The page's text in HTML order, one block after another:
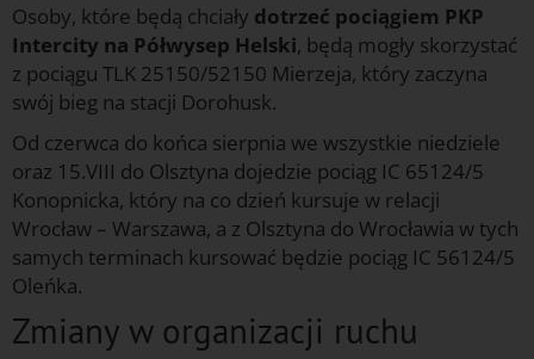
Osoby, które będą chciały dotrzeć pociągiem PKP
Intercity na Półwysep Helski, będą mogły skorzystać
z pociągu TLK 25150/52150 Mierzeja, który zaczyna
swój bieg na stacji Dorohusk.
Od czerwca do końca sierpnia we wszystkie niedziele
oraz 15.VIII do Olsztyna dojedzie pociąg IC 65124/5
Konopnicka, który na co dzień kursuje w relacji
Wrocław – Warszawa, a z Olsztyna do Wrocławia w tych
samych terminach kursować będzie pociąg IC 56124/5
Oleńka.
Zmiany w organizacji ruchu